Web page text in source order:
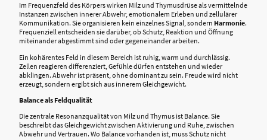
Im Frequenzfeld des Körpers wirken Milz und Thymusdrüse als vermittelnde
Instanzen zwischen innerer Abwehr, emotionalem Erleben und zellulärer
Kommunikation. Sie organisieren kein einzelnes Signal, sondern Harmonie.
Frequenziell entscheiden sie darüber, ob Schutz, Reaktion und Öffnung
miteinander abgestimmt sind oder gegeneinander arbeiten.
Ein kohärentes Feld in diesem Bereich ist ruhig, warm und durchlässig.
Zellen reagieren differenziert, Gefühle dürfen entstehen und wieder
abklingen. Abwehr ist präsent, ohne dominant zu sein. Freude wird nicht
erzeugt, sondern ergibt sich aus innerem Gleichgewicht.
Balance als Feldqualität
Die zentrale Resonanzqualität von Milz und Thymus ist Balance. Sie
beschreibt das Gleichgewicht zwischen Aktivierung und Ruhe, zwischen
Abwehr und Vertrauen. Wo Balance vorhanden ist, muss Schutz nicht